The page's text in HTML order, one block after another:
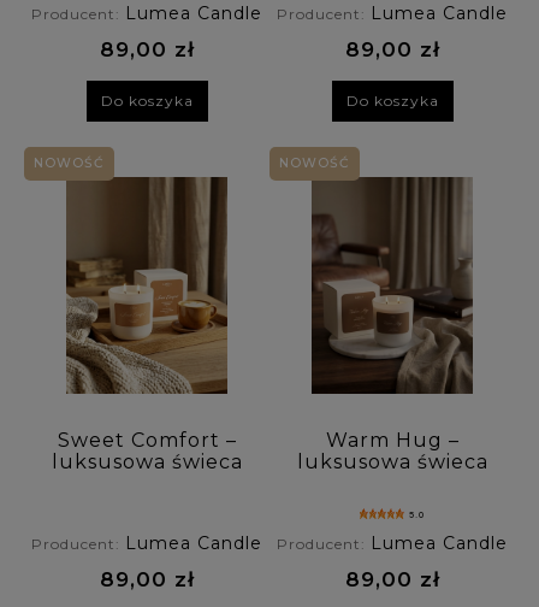
nut
Producent: Lumea Candle
89,00 zł
Do koszyka
Producent: Lumea Candle
89,00 zł
Do koszyka
Sweet Comfort –
luksusowa świeca
piernikowych
przypraw
Producent: Lumea Candle
89,00 zł
NOWOŚĆ
Warm Hug –
luksusowa świeca
Candle o aromacie
kominkowym i
waniliowym
5.0
Producent: Lumea Candle
89,00 zł
NOWOŚĆ